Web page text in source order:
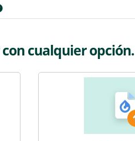
cualquier opción.